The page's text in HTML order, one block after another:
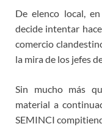
De elenco local,
decide intentar
comercio
la mira de los jefes
Sin mucho más
material a
SEMINCI